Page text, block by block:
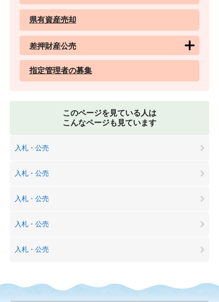
県有資産売却
差押財産公売
指定管理者の募集
このページを見ている人は
こんなページも見ています
入札・公売
入札・公売
入札・公売
入札・公売
入札・公売